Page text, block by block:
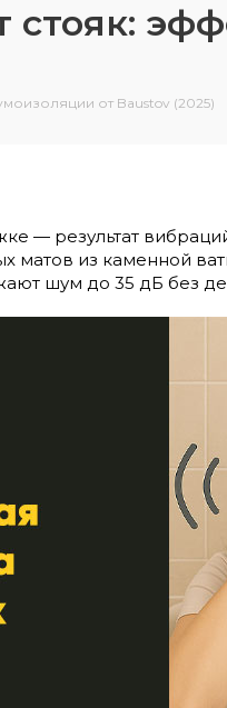
стояк:
от Baustov (2025)
— результат
матов из каменной
шум до 35 дБ без